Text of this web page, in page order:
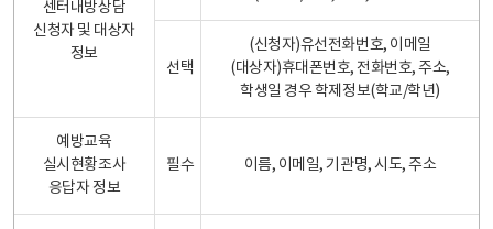
센터내방상담
신청자 및 대상자
정보
선택
(신청자)유선전화번호, 이메일
(대상자)휴대폰번호, 전화번호, 주소,
학생일 경우 학제정보(학교/학년)
예방교육
실시현황조사
응답자 정보
필수 이름, 이메일, 기관명, 시도, 주소